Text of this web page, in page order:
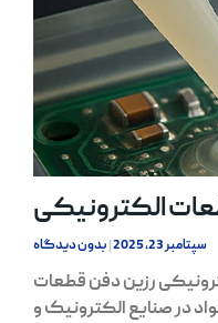
الکترونیکی
سپتامبر 23, 2025 بدون دیدگاه
رزین دفن قطعات
در صنایع الکترونیک و